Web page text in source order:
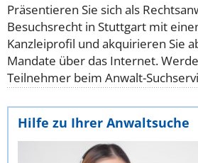
Präsentieren Sie sich als
Besuchsrecht in Stuttgart mit
Kanzleiprofil und akquirieren Sie
Mandate über das Internet.
Teilnehmer beim Anwalt-
Hilfe zu Ihrer Anwaltsuche